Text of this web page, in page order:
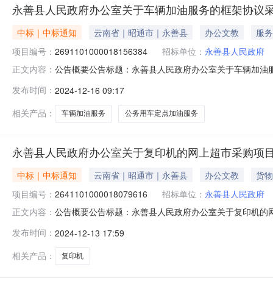
永善县人民政府办公室关于车辆加油服务的框架协议
中标｜中标通知 云南省｜昭通市｜永善县 办公文教
服务
项目编号： 2691101000018156384 招标单位： 永善县人民政府
正文内容： 公告概要公告标题：永善县人民政府办公室关于车辆加
的框架协议采购项目项目编号：2691101000018156384
发布时间： 2024-12-16 09:17
相关产品：
车辆加油服务 公务用车定点加油服务
永善县人民政府办公室关于复印机的网上超市采购项
中标｜中标通知 云南省｜昭通市｜永善县 办公文教
货物
项目编号： 2641101000018079616 招标单位： 永善县人民政府
正文内容： 公告概要公告标题：永善县人民政府办公室关于复印机
项目编号：2641101000018079616项目联系人：赵成
发布时间： 2024-12-13 17:59
相关产品：
复印机